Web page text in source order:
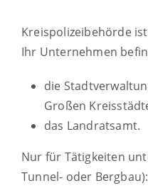
Kreispolizeibehörde
Ihr Unternehmen
die
Großen
das Landratsamt.
Nur für Tätigkeiten
Tunnel- oder